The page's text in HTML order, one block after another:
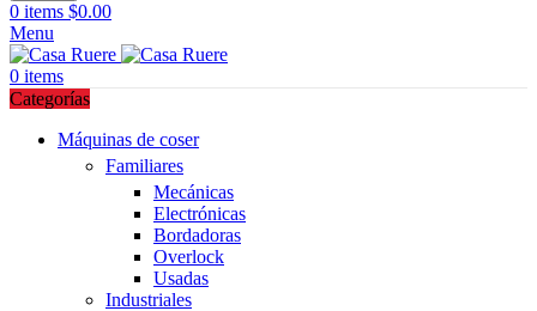
0 items $0.00
Menu
0 items
Categorías
Máquinas de coser
Familiares
Mecánicas
Electrónicas
Bordadoras
Overlock
Usadas
Industriales